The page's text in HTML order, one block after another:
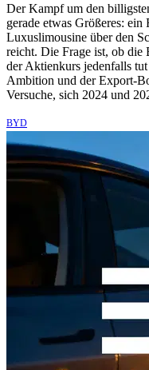
Der Kampf um den
gerade etwas Größeres:
Luxuslimousine über den
reicht. Die Frage ist, ob
der Aktienkurs jedenfalls
Ambition und der Export-
Versuche, sich 2024 und
BYD